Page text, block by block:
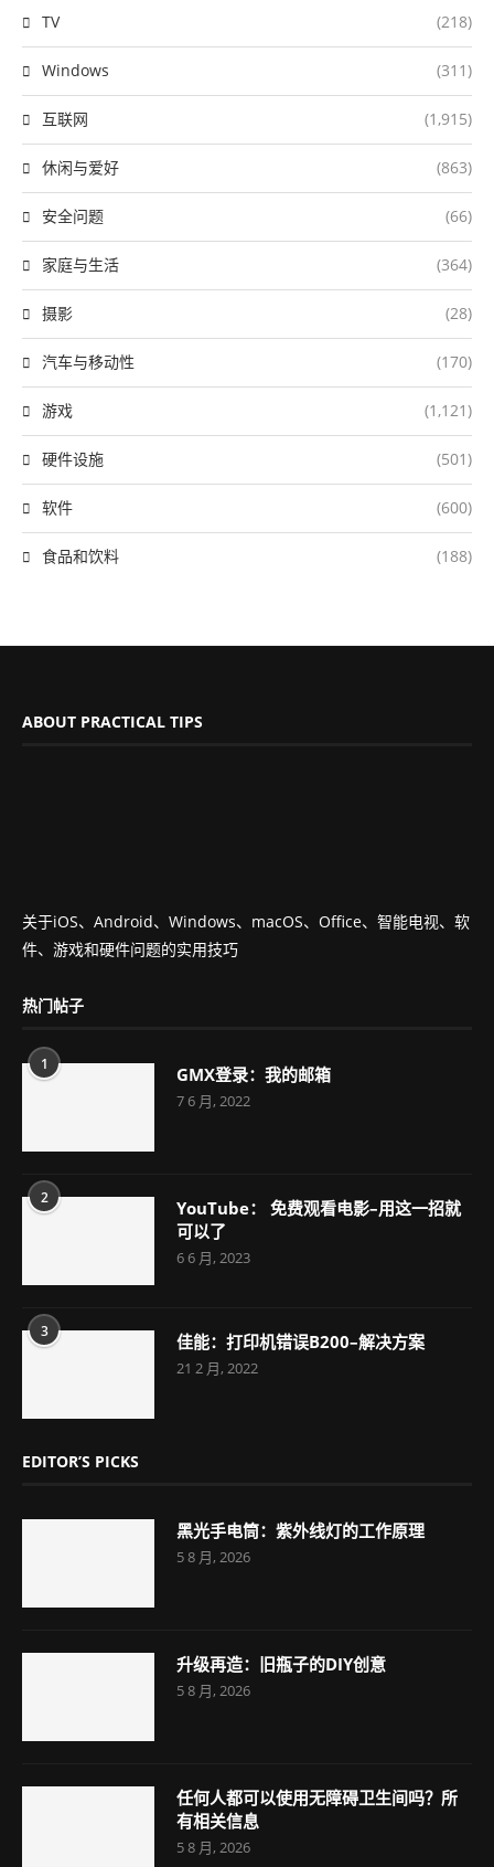
TV (218)
Windows (311)
互联网 (1,915)
休闲与爱好 (863)
安全问题 (66)
家庭与生活 (364)
摄影 (28)
汽车与移动性 (170)
游戏 (1,121)
硬件设施 (501)
软件 (600)
食品和饮料 (188)
ABOUT PRACTICAL TIPS
关于iOS、Android、Windows、macOS、Office、智能电视、软
件、游戏和硬件问题的实用技巧
热门帖子
1 GMX登录：我的邮箱
7 6 月, 2022
2
YouTube： 免费观看电影–用这一招就
可以了
6 6 月, 2023
3 佳能：打印机错误B200–解决方案
21 2 月, 2022
EDITOR’S PICKS
黑光手电筒：紫外线灯的工作原理
5 8 月, 2026
升级再造：旧瓶子的DIY创意
5 8 月, 2026
任何人都可以使用无障碍卫生间吗？所
有相关信息
5 8 月, 2026